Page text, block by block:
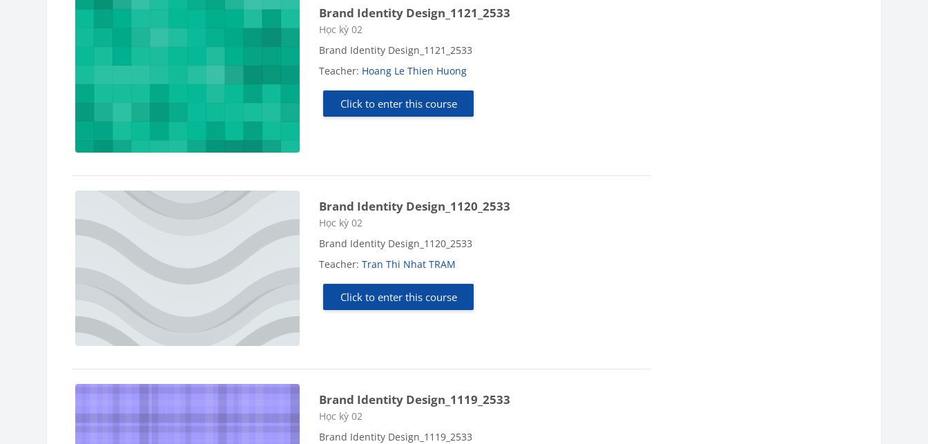
Brand Identity Design_1121_2533
Course category
Học kỳ 02
Brand Identity Design_1121_2533
Teacher: Hoang Le Thien Huong
Click to enter this course
Brand Identity Design_1120_2533
Course category
Học kỳ 02
Brand Identity Design_1120_2533
Teacher:Tran Thi Nhat TRAM
Click to enter this course
Brand Identity Design_1119_2533
Course category
Học kỳ 02
Brand Identity Design_1119_2533